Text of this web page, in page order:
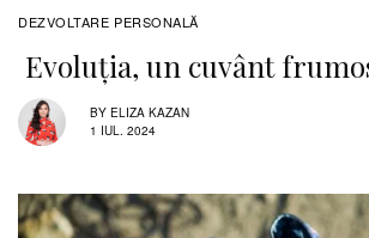
DEZVOLTARE PERSONALĂ
Evoluția, un cuvânt
BY ELIZA KAZAN
1 IUL. 2024